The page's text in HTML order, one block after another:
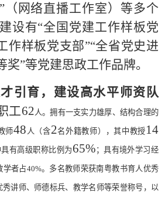
”（网络直播工作室）等多个
设有“全国党建工作样板党
作样板党支部”“全省党史进
奖”等党建思政工作品牌。
引育，建设高水平师资队
工62 人。拥有一支实力雄厚、结构合理的
师48 人（含2名外籍教师），其中教授 14
有高级职称比例为 65% ；具有境外学习经
学者占40%。多名教师荣获南粤教书育人优秀
讲师、师德标兵、教学名师等荣誉称号，以